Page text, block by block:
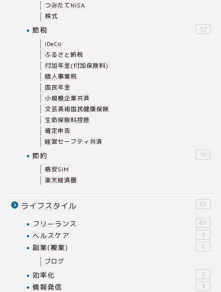
つみたてNISA
株式
節税 32
iDeCo
ふるさと納税
付加年金(付加保険料)
個人事業税
国民年金
小規模企業共済
文芸美術国民健康保険
生命保険料控除
確定申告
経営セーフティ共済
節約 10
格安SIM
楽天経済圏
ライフスタイル 83
フリーランス 67
ヘルスケア 3
副業(複業) 6
ブログ
効率化 2
情報発信 3